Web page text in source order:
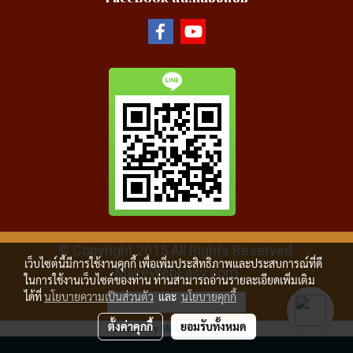
© Copyright 2015 All Rights Reserved.
MakeWebEasy.com
ผู้เข้าชมวันนี้ 28,781
Powered by MakeWebEasy.com
เว็บไซต์นี้มีการใช้งานคุกกี้ เพื่อเพิ่มประสิทธิภาพและประสบการณ์ที่ดี
ในการใช้งานเว็บไซต์ของท่าน ท่านสามารถอ่านรายละเอียดเพิ่มเติม
ได้ที่นโยบายความเป็นส่วนตัวและนโยบายคุกกี้
ตั้งค่าคุกกี้ ยอมรับทั้งหมด